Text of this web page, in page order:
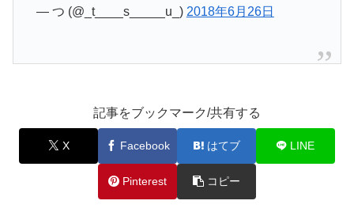
— つ (@_t____s_____u_) 2018年6月26日
記事をブックマーク/共有する
X Facebook はてブ LINE
Pinterest コピー